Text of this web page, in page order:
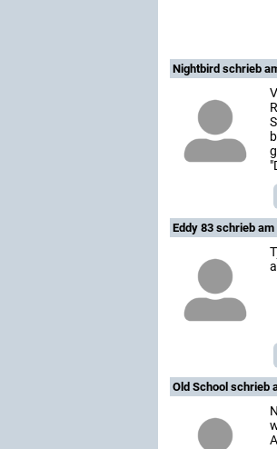
Nightbird schrieb
Eddy 83 schrieb am
Old School schrieb